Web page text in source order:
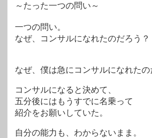
～たった一つの問い～
一つの問い。
なぜ、コンサルになれたのだろう？
なぜ、僕は急にコンサルになれたの
コンサルになると決めて、
五分後にはもうすでに名乗って
紹介をお願いしていた。
自分の能力も、わからないまま。